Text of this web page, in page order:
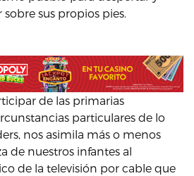
sus propios pies.
de las primarias
particulares de lo
nos asimila más o menos
de nuestros infantes al
de la televisión por cable que